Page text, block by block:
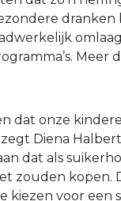
Meer
dat onze
Diena
dat als
zouden kopen.
kiezen voor een